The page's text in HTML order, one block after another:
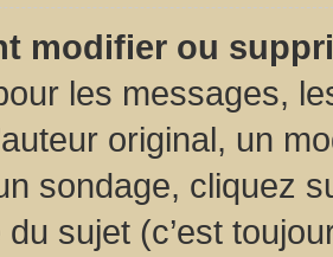
modifier ou
les messages,
original, un
sondage, cliquez
sujet (c’est